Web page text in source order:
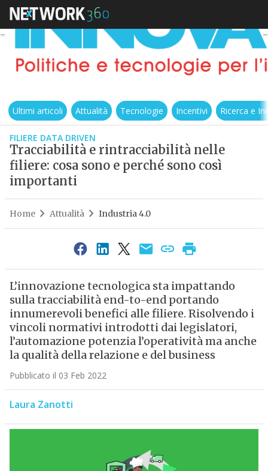
Ultimi articoli Attualità Tecnologie Incentivi Ricerca e
FILIERE DATA DRIVEN
Tracciabilità e rintracciabilità nelle
filiere: cosa sono e perché sono così
importanti
Home Attualità Industria 4.0
L’innovazione tecnologica sta impattando
sulla tracciabilità end-to-end portando
innumerevoli benefici alle filiere. Risolvendo i
vincoli normativi introdotti dai legislatori,
l’automazione potenzia l’operatività ma anche
la qualità della relazione e del business
Pubblicato il 03 Feb 2022
Laura Zanotti